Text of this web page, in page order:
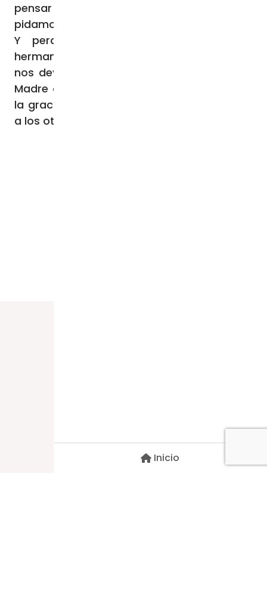
pensar en una persona que nos ha herido, y
pidamos al Señor la fuerza para perdonarla.
Y perdonémosla por amor del Señor:
hermanos y hermanas esto nos hará bien,
nos devolverá la paz en el corazón. María,
Madre de Misericordia, nos ayude a acoger
la gracia de Dios y a perdonarnos los unos
a los otros.
Inicio